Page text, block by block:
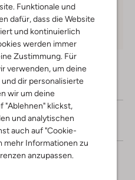
Funktionale und
dafür, dass die Website
und kontinuierlich
werden immer
Zustimmung. Für
verwenden, um deine
dir personalisierte
wir um deine
"Ablehnen" klickst,
und analytischen
auch auf "Cookie-
mehr Informationen zu
anzupassen.
Rückgaberecht